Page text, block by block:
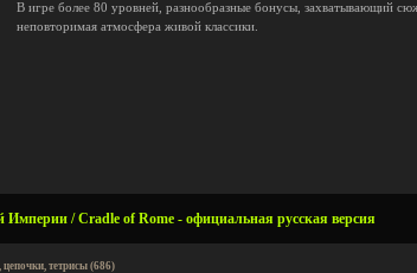
В игре более 80 уровней, разнообразные бонусы, захватывающий
неповторимая атмосфера живой классики.
/ Cradle of Rome - официальная русская версия
цепочки, тетрисы (686)